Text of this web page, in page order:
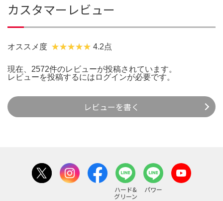
カスタマーレビュー
オススメ度 4.2点
現在、2572件のレビューが投稿されています。
レビューを投稿するには ログインが必要です。
レビューを書く
ハード&
グリーン
パワー